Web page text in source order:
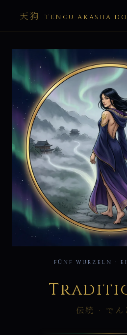
天狗 TENGU AKASHA
FÜNF WURZELN ·
伝統 · でん